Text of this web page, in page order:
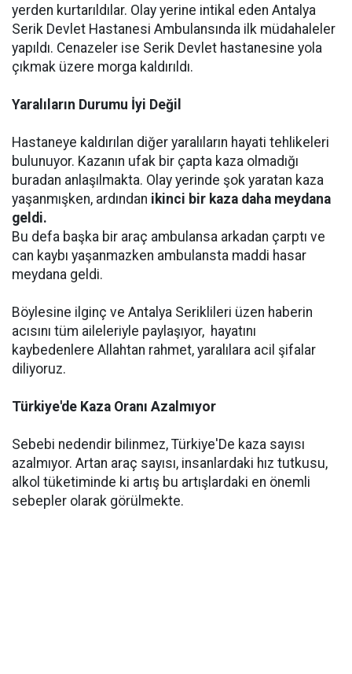
yerden kurtarıldılar. Olay yerine intikal eden Antalya
Serik Devlet Hastanesi Ambulansında ilk müdahaleler
yapıldı. Cenazeler ise Serik Devlet hastanesine yola
çıkmak üzere morga kaldırıldı.
Yaralıların Durumu İyi Değil
Hastaneye kaldırılan diğer yaralıların hayati tehlikeleri
bulunuyor. Kazanın ufak bir çapta kaza olmadığı
buradan anlaşılmakta. Olay yerinde şok yaratan kaza
yaşanmışken, ardından ikinci bir kaza daha meydana
geldi.
Bu defa başka bir araç ambulansa arkadan çarptı ve
can kaybı yaşanmazken ambulansta maddi hasar
meydana geldi.
Böylesine ilginç ve Antalya Seriklileri üzen haberin
acısını tüm aileleriyle paylaşıyor, hayatını
kaybedenlere Allahtan rahmet, yaralılara acil şifalar
diliyoruz.
Türkiye'de Kaza Oranı Azalmıyor
Sebebi nedendir bilinmez, Türkiye'De kaza sayısı
azalmıyor. Artan araç sayısı, insanlardaki hız tutkusu,
alkol tüketiminde ki artış bu artışlardaki en önemli
sebepler olarak görülmekte.